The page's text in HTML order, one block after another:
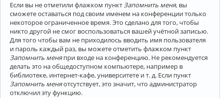
Если вы не отметили флажком пунктЗапомнить меня, вы
сможете оставаться под своим именем на конференции только
некоторое ограниченное время. Это сделано для того, чтобы
никто другой не смог воспользоваться вашей учётной записью.
Для того чтобы вам не приходилось вводить имя пользователя
и пароль каждый раз, вы можете отметить флажком пункт
Запомнить меняпри входе на конференцию. Не рекомендуется
делать это на общедоступном компьютере, например в
библиотеке, интернет-кафе, университете и т. д. Если пункт
Запомнить меняотсутствует, это значит, что администратор
отключил эту функцию.